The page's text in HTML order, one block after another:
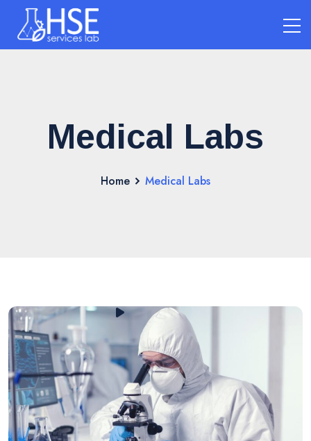
Medical Labs
Home Medical Labs